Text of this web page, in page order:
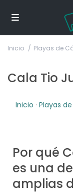
Inicio Playas de
Cala Tio
Inicio · Playas
Por qué
es una
amplias